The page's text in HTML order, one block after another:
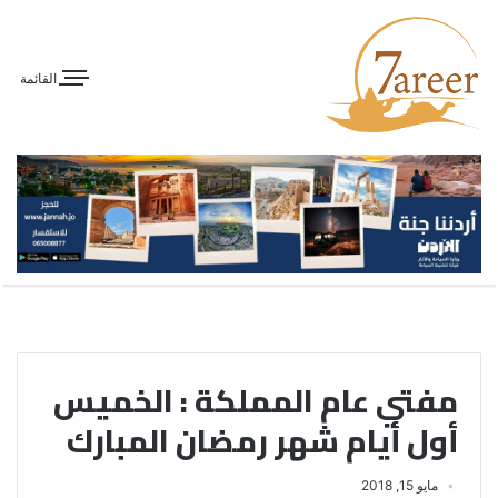
القائمة
مفتي عام المملكة : الخميس
أول أيام شهر رمضان المبارك
مايو 15, 2018